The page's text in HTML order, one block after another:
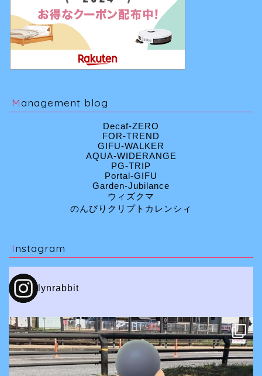
Management blog
Decaf-ZERO
FOR-TREND
GIFU-WALKER
AQUA-WIDERANGE
PG-TRIP
Portal-GIFU
Garden-Jubilance
ウィズクマ
のんびりクリプトカレンシィ
Instagram
lynrabbit